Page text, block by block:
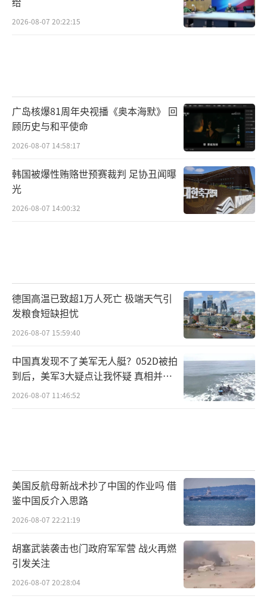
伤”或“驱散”。
能带着物资离开，其余人则在混乱中空手而
归，甚至受伤倒地。
另一名未透露姓名的母亲伸出瘀青的手
臂：“孩子拿到东西却被抢走了。”她排了五
小时队，只带回一点大米和食用油，“但我还
会来。否则两个女儿会饿死。”
里，更刻在每一个家庭的命运中。
“我11岁了，是家里最大的。爸爸已经不
在了，我要出去找吃的给弟弟妹妹。”一个脸
上还带着稚气的男孩对镜头说。他的眼神中没
有畏惧，只有极度清醒的成熟。他经历过士兵
对人群开枪的现场，“我只能跑快点，不然就
子，现在也撑不住。”怀孕期间的严重营养不
足，让孩子天生虚弱。她试图靠空投来的奶粉
维生，却捉襟见肘。
即便是加沙被扣押的以色列人质也间接证
明了局势之严峻。哈马斯公布的一段视频中，
人质身形消瘦、面黄肌瘦，其状态与普通加沙
2026-08-07 20:22:15
广岛核爆81周年央视播《奥本海默》 回
顾历史与和平使命
2026-08-07 14:58:17
韩国被爆性贿赂世预赛裁判 足协丑闻曝
光
2026-08-07 14:00:32
德国高温已致超1万人死亡 极端天气引
发粮食短缺担忧
2026-08-07 15:59:40
中国真发现不了美军无人艇？052D被拍
到后，美军3大疑点让我怀疑 真相并非
如此
2026-08-07 11:46:52
美国反航母新战术抄了中国的作业吗 借
鉴中国反介入思路
2026-08-07 22:21:19
胡塞武装袭击也门政府军军营 战火再燃
引发关注
2026-08-07 20:28:04